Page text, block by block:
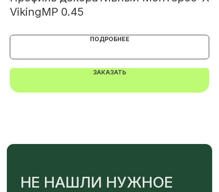
VikingMP 0.45
ПОДРОБНЕЕ
ЗАКАЗАТЬ
MAX
TELEGRAM